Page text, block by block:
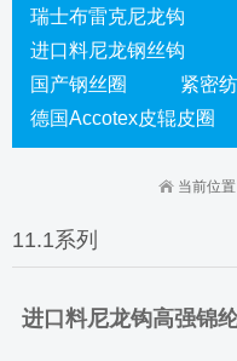
瑞士布雷克尼龙钩
进口料尼龙钢丝钩
国产钢丝圈
紧密
德国Accotex皮辊皮圈
当前位置
11.1系列
进口料尼龙钩高强锦